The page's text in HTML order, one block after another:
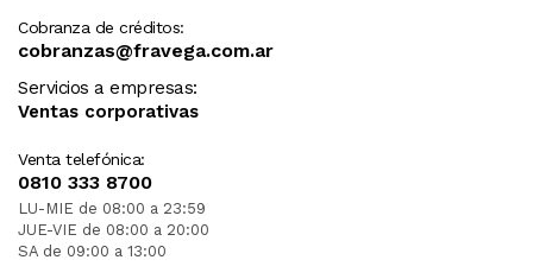
Cobranza de créditos:
cobranzas@fravega.com.ar
Servicios a empresas:
Ventas corporativas
Venta telefónica:
0810 333 8700
LU-MIE de 08:00 a 23:59
JUE-VIE de 08:00 a 20:00
SA de 09:00 a 13:00